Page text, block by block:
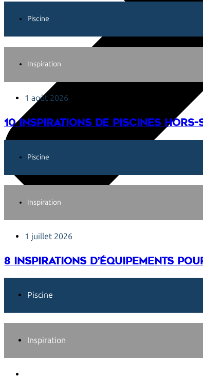
Piscine
Inspiration
1 août 2026
10 inspirations de piscines
Piscine
Inspiration
1 juillet 2026
8 inspirations d’équipements
Piscine
Inspiration